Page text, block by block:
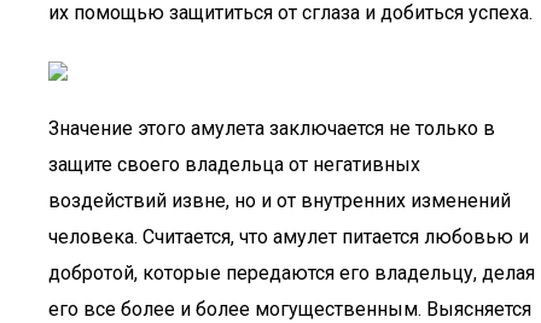
их помощью защититься от сглаза и добиться успеха.
Значение этого амулета заключается не только в
защите своего владельца от негативных
воздействий извне, но и от внутренних изменений
человека. Считается, что амулет питается любовью и
добротой, которые передаются его владельцу, делая
его все более и более могущественным. Выясняется